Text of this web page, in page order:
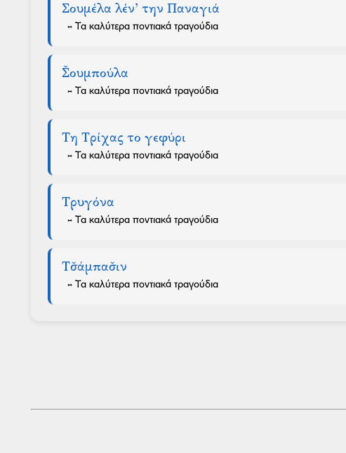
Σουμέλα λέν’ την Παναγιά
- Τα καλύτερα ποντιακά τραγούδια
Σ̌ουμπούλα
- Τα καλύτερα ποντιακά τραγούδια
Τη Τρίχας το γεφύρι
- Τα καλύτερα ποντιακά τραγούδια
Τρυγόνα
- Τα καλύτερα ποντιακά τραγούδια
Τσ̌άμπασ̌ιν
- Τα καλύτερα ποντιακά τραγούδια